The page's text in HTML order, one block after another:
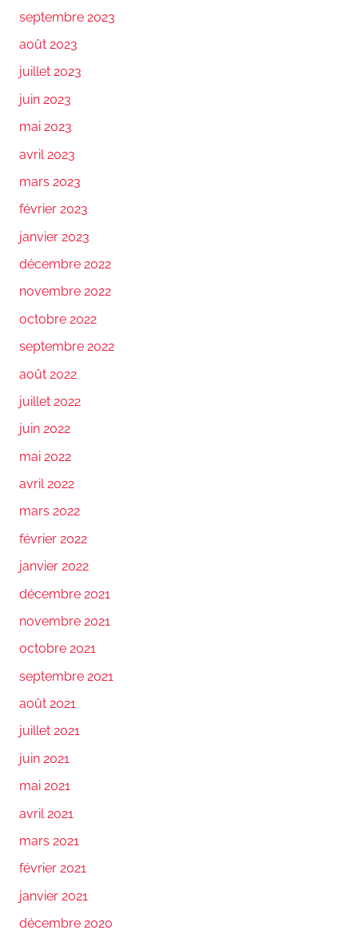
septembre 2023
août 2023
juillet 2023
juin 2023
mai 2023
avril 2023
mars 2023
février 2023
janvier 2023
décembre 2022
novembre 2022
octobre 2022
septembre 2022
août 2022
juillet 2022
juin 2022
mai 2022
avril 2022
mars 2022
février 2022
janvier 2022
décembre 2021
novembre 2021
octobre 2021
septembre 2021
août 2021
juillet 2021
juin 2021
mai 2021
avril 2021
mars 2021
février 2021
janvier 2021
décembre 2020